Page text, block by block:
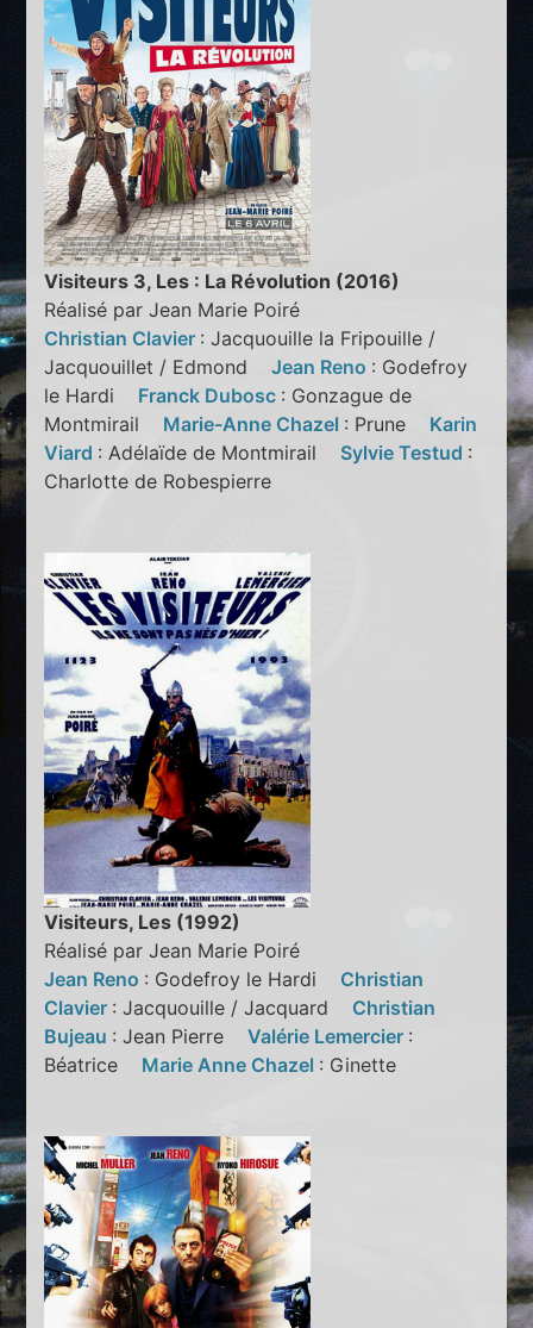
Visiteurs 3, Les : La Révolution (2016)
Réalisé par Jean Marie Poiré
Christian Clavier : Jacquouille la Fripouille /
Jacquouillet / EdmondJean Reno : Godefroy
le Hardi Franck Dubosc : Gonzague de
Montmirail Marie-Anne Chazel : Prune Karin
Viard : Adélaïde de Montmirail Sylvie Testud :
Charlotte de Robespierre
Visiteurs, Les (1992)
Réalisé par Jean Marie Poiré
Jean Reno : Godefroy le Hardi Christian
Clavier : Jacquouille / Jacquard Christian
Bujeau : Jean PierreValérie Lemercier :
Béatrice Marie Anne Chazel : Ginette